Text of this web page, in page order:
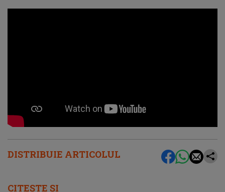
DISTRIBUIE ARTICOLUL
CITEȘTE ȘI